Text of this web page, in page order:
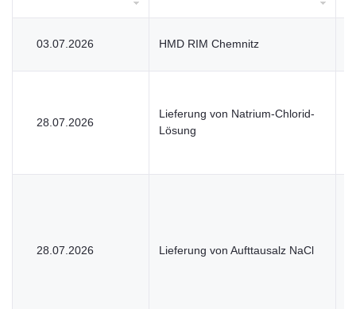
03.07.2026 HMD RIM Chemnitz
28.07.2026
Lieferung von Natrium-Chlorid-
Lösung
28.07.2026 Lieferung von Aufttausalz NaCl